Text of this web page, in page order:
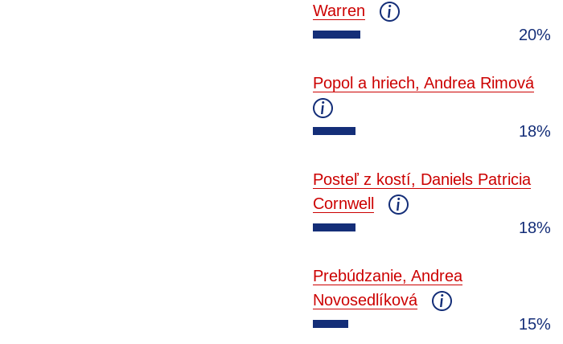
Warren
20%
Popol a hriech, Andrea Rimová
18%
Posteľ z kostí, Daniels Patricia
Cornwell
18%
Prebúdzanie, Andrea
Novosedlíková
15%